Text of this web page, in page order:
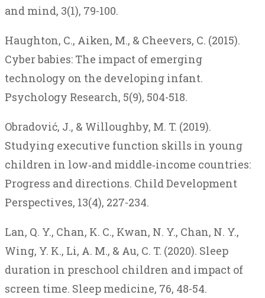
and mind, 3(1), 79-100.
Haughton, C., Aiken, M., & Cheevers, C. (2015).
Cyber babies: The impact of emerging
technology on the developing infant.
Psychology Research, 5(9), 504-518.
Obradović, J., & Willoughby, M. T. (2019).
Studying executive function skills in young
children in low‐and middle‐income countries:
Progress and directions. ChildDevelopment
Perspectives, 13(4), 227-234.
Lan, Q. Y., Chan, K. C., Kwan, N. Y., Chan, N. Y.,
Wing, Y. K., Li, A. M., & Au, C. T. (2020). Sleep
duration in preschool children and impact of
screen time. Sleep medicine, 76, 48-54.